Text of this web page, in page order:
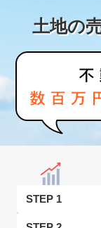
土地の
STEP 1
不動産の売却・一
家査定シミュレー
お問い合わせ